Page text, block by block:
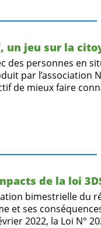
un jeu sur la
des personnes en
par l’association
de mieux faire
de la loi
bimestrielle du
et ses
2022, la Loi N°